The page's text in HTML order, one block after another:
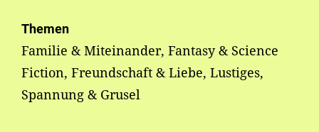
Themen
Familie & Miteinander, Fantasy & Science
Fiction, Freundschaft & Liebe, Lustiges,
Spannung & Grusel